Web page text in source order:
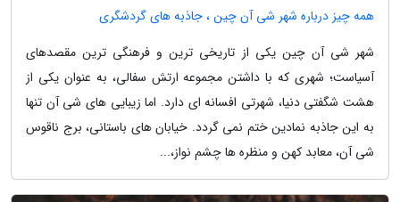
همه چیز درباره شهر شی آن چین ، جاذبه های گردشگری
شهر شی آن چین یکی از تاریخی ترین و فرهنگی ترین مقصدهای
آسیاست؛ شهری که با داشتن مجموعه ارتش سفالی، به عنوان یکی از
هشت شگفتی دنیا، شهرتی افسانه ای دارد. اما زیبایی های شی آن تنها
به این جاذبه نمادین ختم نمی گردد. خیابان های باستانی، برج ناقوس
شی آن، معابد کهن و منظره ها چشم نواز،...